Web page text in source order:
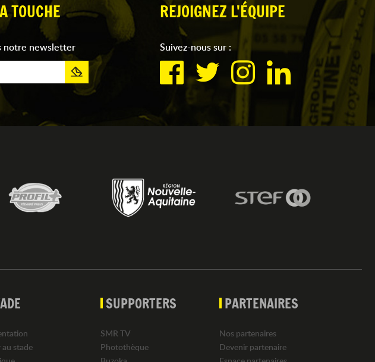
TOUCHE
notre newsletter
REJOIGNEZ L'ÉQUIPE
Suivez-nous sur :
au stade
SUPPORTERS
SMR TV
Photothèque
PARTENAIRES
Nos partenaires
Devenir partenaire